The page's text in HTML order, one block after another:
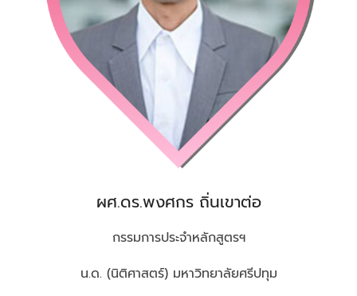
ผศ.ดร.พงศกร ถิ่นเขาต่อ
กรรมการประจำหลักสูตรฯ
น.ด. (นิติศาสตร์) มหาวิทยาลัยศรีปทุม